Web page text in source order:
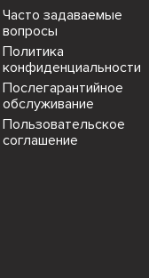
Часто задаваемые
вопросы
Политика
конфиденциальности
Послегарантийное
обслуживание
Пользовательское
соглашение